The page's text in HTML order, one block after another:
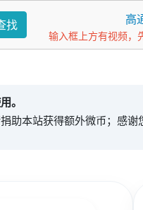
找 高
输入框上方有视频，
。
助本站获得额外微币；感